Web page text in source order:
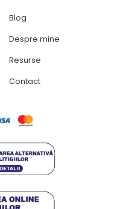
Blog
Despre mine
Resurse
Contact